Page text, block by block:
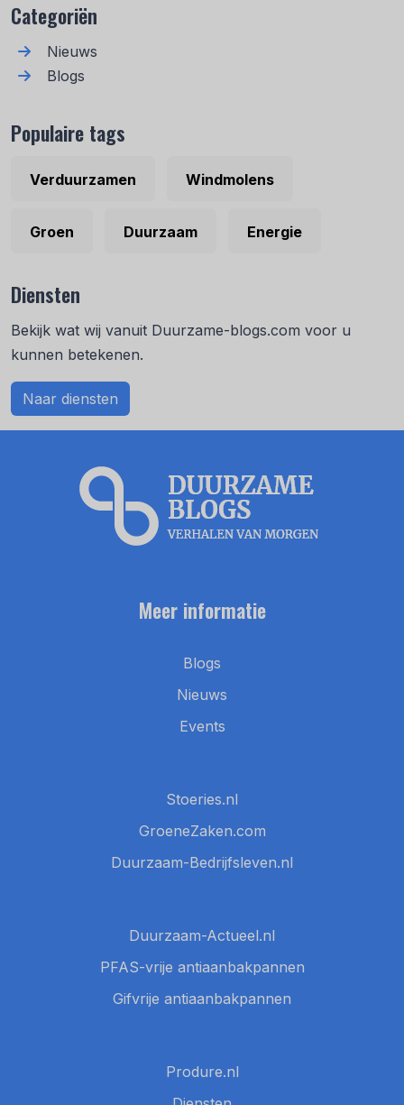
Categoriën
Nieuws
Blogs
Populaire tags
Verduurzamen Windmolens
Groen Duurzaam Energie
Diensten
Bekijk wat wij vanuit Duurzame-blogs.com voor u
kunnen betekenen.
Naar diensten
Meer informatie
Blogs
Nieuws
Events
Stoeries.nl
GroeneZaken.com
Duurzaam-Bedrijfsleven.nl
Duurzaam-Actueel.nl
PFAS-vrije antiaanbakpannen
Gifvrije antiaanbakpannen
Produre.nl